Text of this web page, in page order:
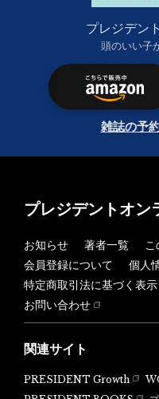
プレジデン
頭のいい子
雑誌の予
プレジデントオン
お知らせ 著者一覧
会員登録について
個人
特定商取引法に基づく表示
お問い合わせ
関連サイト
PRESIDENT Growth